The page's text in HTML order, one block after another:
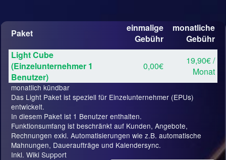
Paket
einmalige
Gebühr
monatliche
Gebühr
Light Cube
(Einzelunternehmer 1
Benutzer)
0,00€
19,90€ /
Monat
monatlich kündbar
Das Light Paket ist speziell für Einzelunternehmer (EPUs)
entwickelt.
In diesem Paket ist 1 Benutzer enthalten.
Funktionsumfang ist beschränkt auf Kunden, Angebote,
Rechnungen exkl. Automatisierungen wie z.B. automatische
Mahnungen, Daueraufträge und Kalendersync.
Inkl. Wiki Support